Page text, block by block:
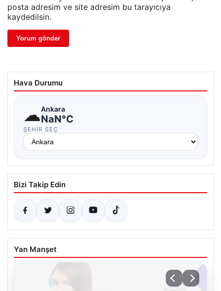
posta adresim ve site adresim bu tarayıcıya
kaydedilsin.
Hava Durumu
☁Ankara
NaN°C
ŞEHIR SEÇ
Bizi Takip Edin
Yan Manşet